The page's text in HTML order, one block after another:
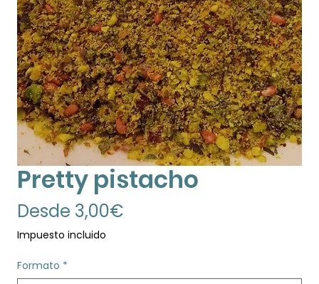
Pretty pistacho
Desde 3,00€Precio
Impuesto incluido
Formato *